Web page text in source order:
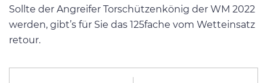
Sollte der Angreifer Torschützenkönig der WM 2022
werden, gibt’s für Sie das 125fache vom Wetteinsatz
retour.